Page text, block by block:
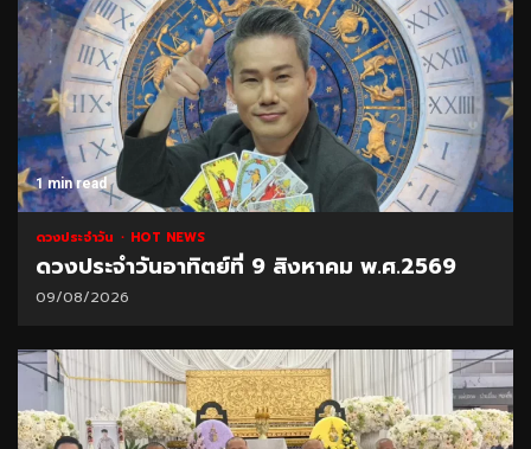
1 min read
ดวงประจำวัน HOT NEWS
ดวงประจำวันอาทิตย์ที่ 9 สิงหาคม พ.ศ.2569
09/08/2026